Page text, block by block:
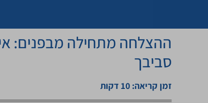
ההצלחה מתחילה מבפנים:
סביבך
זמן קריאה: 10 דקות